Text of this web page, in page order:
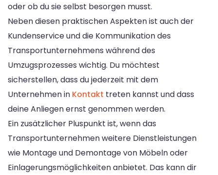
oder ob du sie selbst besorgen musst.
Neben diesen praktischen Aspekten ist auch der
Kundenservice und die Kommunikation des
Transportunternehmens während des
Umzugsprozesses wichtig. Du möchtest
sicherstellen, dass du jederzeit mit dem
Unternehmen in Kontakt treten kannst und dass
deine Anliegen ernst genommen werden.
Ein zusätzlicher Pluspunkt ist, wenn das
Transportunternehmen weitere Dienstleistungen
wie Montage und Demontage von Möbeln oder
Einlagerungsmöglichkeiten anbietet. Das kann dir